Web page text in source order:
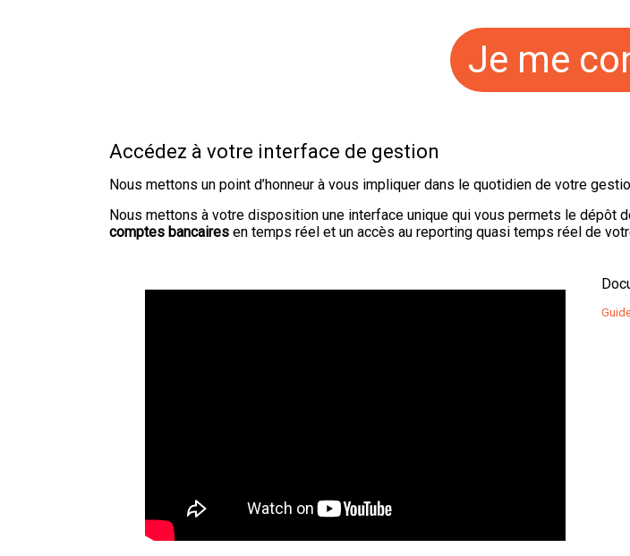
Je me
Accédez à votre interface de gestion
Nous mettons un point d’honneur à vous impliquer dans le quotidien de votre
Nous mettons à votre disposition une interface unique qui vous permets le dépôt
comptes bancaires en temps réel et un accès au reporting quasi temps réel de